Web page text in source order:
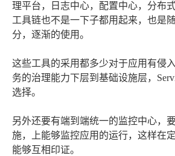
理平台，日志中心，配置中心，分布
工具链也不是一下子都用起来，也是
分，逐渐的使用。
这些工具的采用都多少对于应用有侵
务的治理能力下层到基础设施层，
选择。
另外还要有端到端统一的监控中心，
施，上能够监控应用的运行，这样在
能够互相印证。